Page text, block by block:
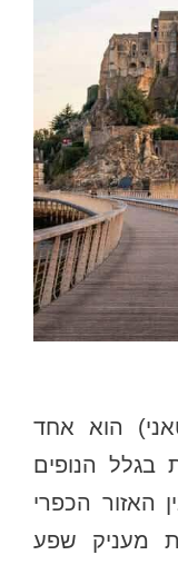
הוא אחד
בגלל הנופים
האזור הכפרי
מעניק שפע